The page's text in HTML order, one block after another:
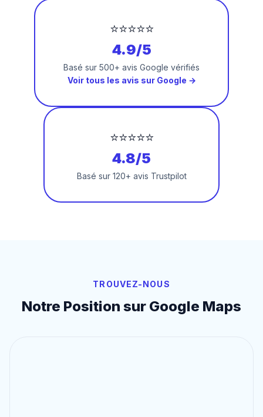
⭐⭐⭐⭐⭐
4.9/5
Basé sur 500+ avis Google vérifiés
Voir tous les avis sur Google →
⭐⭐⭐⭐⭐
4.8/5
Basé sur 120+ avis Trustpilot
TROUVEZ-NOUS
Notre Position sur Google Maps